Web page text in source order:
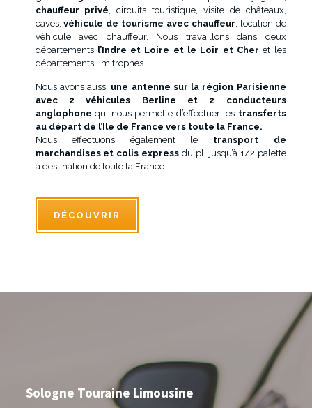
chauffeur privé , circuits touristique, visite de châteaux,
caves,véhicule de tourisme avec chauffeur , location de
véhicule avec chauffeur. Nous travaillons dans deux
départements l’Indre et Loire et le Loir et Cher et les
départements limitrophes.
Nous avons aussi une antenne sur la région Parisienne
avec 2 véhicules Berline et 2 conducteurs
anglophonequi nous permette d’effectuer les transferts
au départ de l’Ile de France vers toute la France.
Nous effectuons également le transport de
marchandises et colis express du pli jusqu’à 1/2 palette
à destination de toute la France.
DÉCOUVRIR
Sologne Touraine Limousine